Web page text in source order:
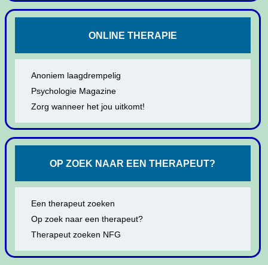
ONLINE THERAPIE
Anoniem laagdrempelig
Psychologie Magazine
Zorg wanneer het jou uitkomt!
OP ZOEK NAAR EEN THERAPEUT?
Een therapeut zoeken
Op zoek naar een therapeut?
Therapeut zoeken NFG